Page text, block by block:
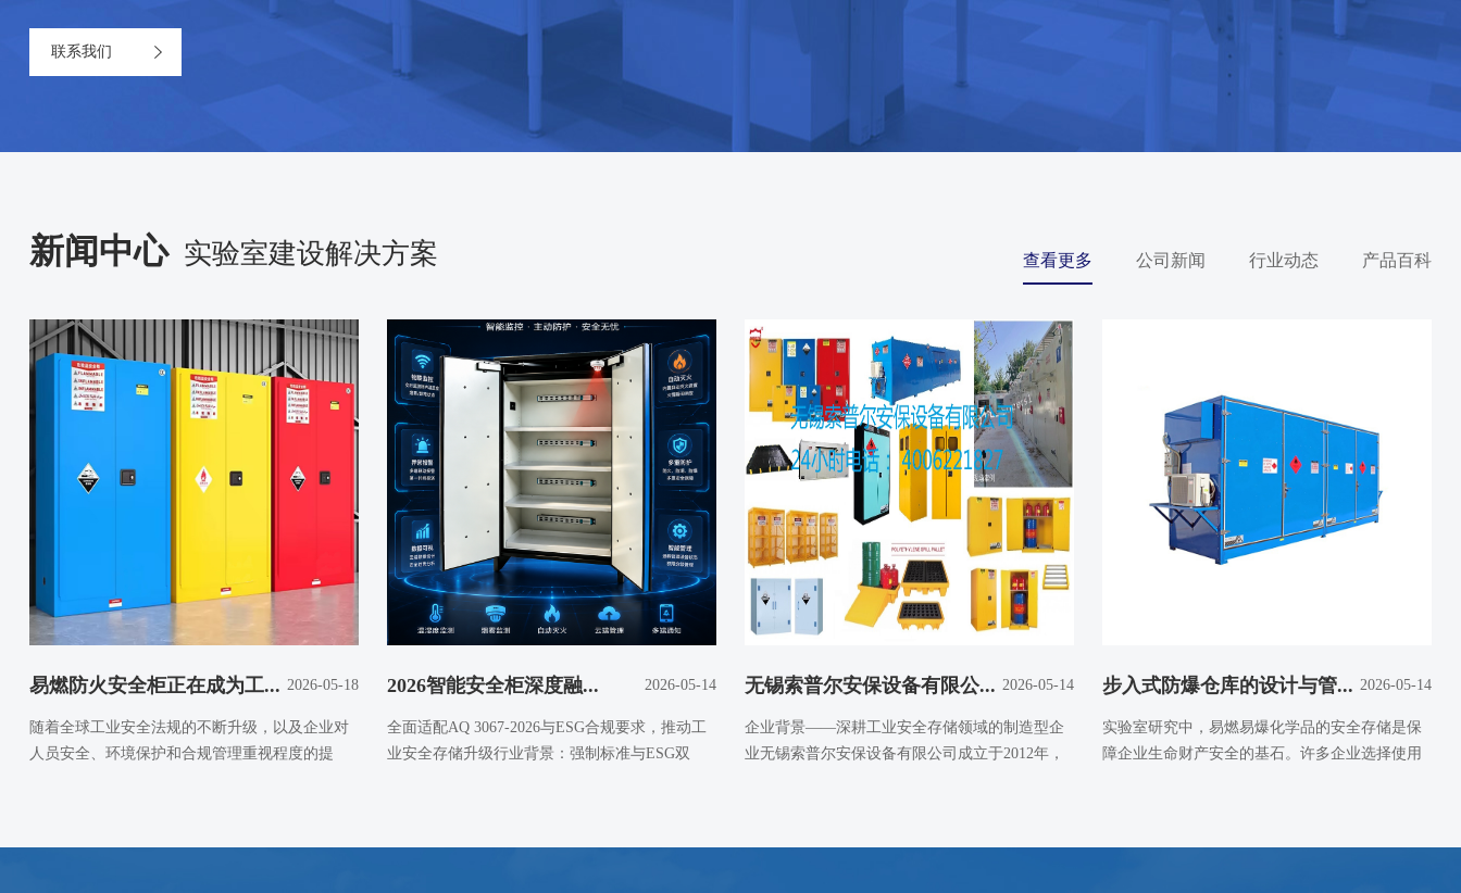
联系我们
新闻中心实验室建设解决方案 查看更多 公司新闻 行业动态 产品百科
易燃防火安全柜正在成为工... 2026-05-18
随着全球工业安全法规的不断升级，以及企业对
人员安全、环境保护和合规管理重视程度的提
2026智能安全柜深度融... 2026-05-14
全面适配AQ 3067-2026与ESG合规要求，推动工
业安全存储升级行业背景：强制标准与ESG双
无锡索普尔安保设备有限公... 2026-05-14
企业背景——深耕工业安全存储领域的制造型企
业无锡索普尔安保设备有限公司成立于2012年，
步入式防爆仓库的设计与管... 2026-05-14
实验室研究中，易燃易爆化学品的安全存储是保
障企业生命财产安全的基石。许多企业选择使用